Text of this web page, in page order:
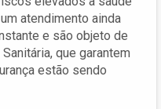
atendimento ainda
e são objeto de
que garantem
estão sendo